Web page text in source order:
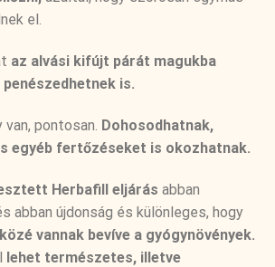
el.
az alvási kifújt párát magukba
is.
pontosan. Dohosodhatnak,
egyéb fertőzéseket is okozhatnak.
Herbafill eljárás abban
abban újdonság és különleges, hogy
vannak bevíve a gyógynövények.
lehet természetes, illetve